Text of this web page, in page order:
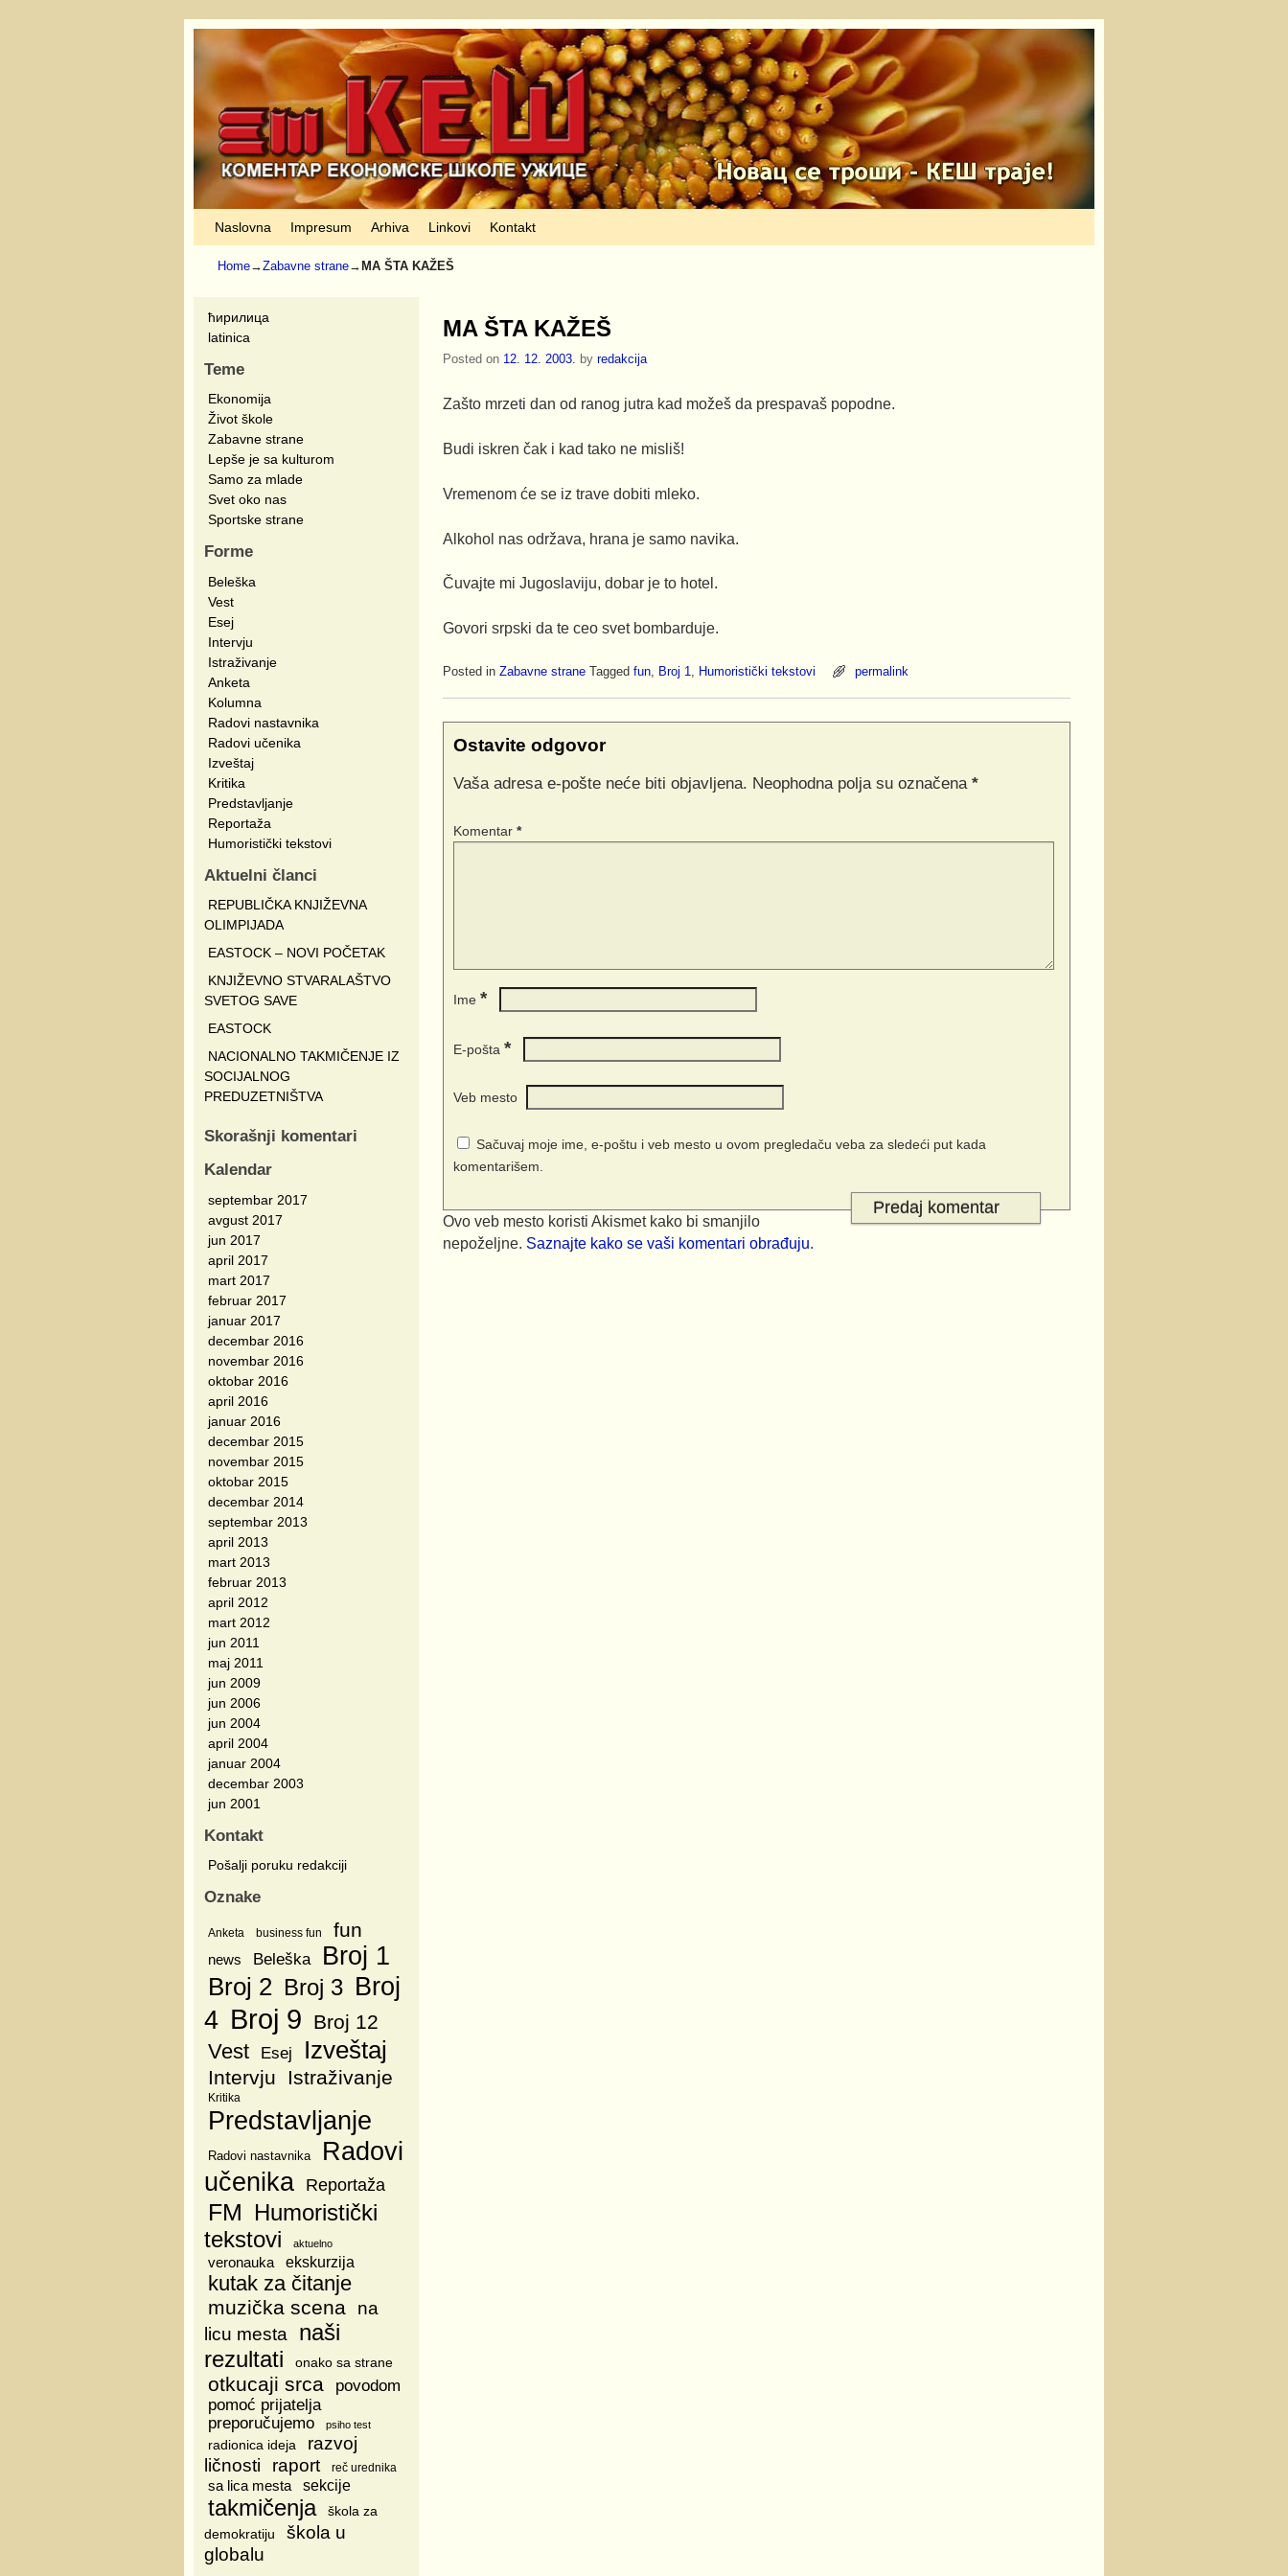
Naslovna Impresum Arhiva Linkovi Kontakt
Home→Zabavne strane→ MA ŠTA KAŽEŠ
ћирилица
latinica
Teme
Ekonomija
Život škole
Zabavne strane
Lepše je sa kulturom
Samo za mlade
Svet oko nas
Sportske strane
Forme
Beleška
Vest
Esej
Intervju
Istraživanje
Anketa
Kolumna
Radovi nastavnika
Radovi učenika
Izveštaj
Kritika
Predstavljanje
Reportaža
Humoristički tekstovi
Aktuelni članci
REPUBLIČKA KNJIŽEVNA
OLIMPIJADA
EASTOCK – NOVI POČETAK
KNJIŽEVNO STVARALAŠTVO
SVETOG SAVE
EASTOCK
NACIONALNO TAKMIČENJE IZ
SOCIJALNOG
PREDUZETNIŠTVA
Skorašnji komentari
Kalendar
septembar 2017
avgust 2017
jun 2017
april 2017
mart 2017
februar 2017
januar 2017
decembar 2016
novembar 2016
oktobar 2016
april 2016
januar 2016
decembar 2015
novembar 2015
oktobar 2015
decembar 2014
septembar 2013
april 2013
mart 2013
februar 2013
april 2012
mart 2012
jun 2011
maj 2011
jun 2009
jun 2006
jun 2004
april 2004
januar 2004
decembar 2003
jun 2001
Kontakt
Pošalji poruku redakciji
Oznake
Anketa business fun fun
news Beleška
Broj 1
Broj 2 Broj 3 Broj
4 Broj 9 Broj 12
Vest Esej Izveštaj
Intervju Istraživanje
Kritika
Predstavljanje
Radovi nastavnika
Radovi
učenika
Reportaža
FM Humoristički
tekstovi
aktuelno
veronauka ekskurzija
kutak za čitanje
muzička scena
na
licu mesta
naši
rezultati
onako sa strane
otkucaji srca povodom
pomoć prijatelja
preporučujemo
psiho test
radionica ideja
razvoj
ličnosti
raport reč urednika
sa lica mesta sekcije
takmičenja
škola za
demokratiju
škola u
globalu
MA ŠTA KAŽEŠ
Posted on 12. 12. 2003. by redakcija
Zašto mrzeti dan od ranog jutra kad možeš da prespavaš popodne.
Budi iskren čak i kad tako ne misliš!
Vremenom će se iz trave dobiti mleko.
Alkohol nas održava, hrana je samo navika.
Čuvajte mi Jugoslaviju, dobar je to hotel.
Govori srpski da te ceo svet bombarduje.
Posted in Zabavne strane Tagged fun, Broj 1, Humoristički tekstovi permalink
Ostavite odgovor
Vaša adresa e-pošte neće biti objavljena. Neophodna polja su označena *
Komentar *
Ime *
E-pošta *
Veb mesto
Sačuvaj moje ime, e-poštu i veb mesto u ovom pregledaču veba za sledeći put kada
komentarišem.
Ovo veb mesto koristi Akismet kako bi smanjilo
nepoželjne. Saznajte kako se vaši komentari obrađuju.